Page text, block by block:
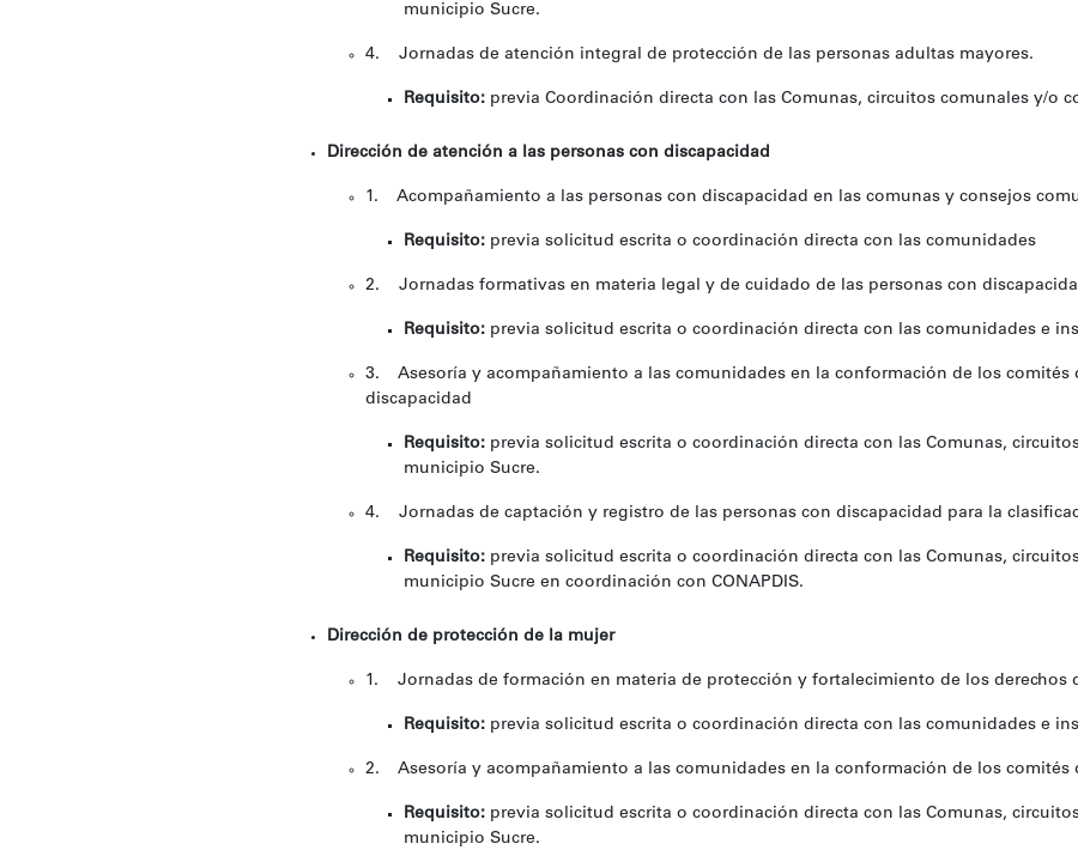
municipio Sucre.
4. Jornadas de atención integral de protección de las personas adultas mayores.
Requisito: previa Coordinación directa con las Comunas, circuitos comunales y/o
Dirección de atención a las personas con discapacidad
1. Acompañamiento a las personas con discapacidad en las comunas y consejos
Requisito: previa solicitud escrita o coordinación directa con las comunidades
2. Jornadas formativas en materia legal y de cuidado de las personas con
Requisito: previa solicitud escrita o coordinación directa con las comunidades e
3. Asesoría y acompañamiento a las comunidades en la conformación de los comités
discapacidad
Requisito: previa solicitud escrita o coordinación directa con las Comunas,
municipio Sucre.
4. Jornadas de captación y registro de las personas con discapacidad para la
Requisito: previa solicitud escrita o coordinación directa con las Comunas,
municipio Sucre en coordinación con CONAPDIS.
Dirección de protección de la mujer
1. Jornadas de formación en materia de protección y fortalecimiento de los derechos
Requisito: previa solicitud escrita o coordinación directa con las comunidades e
2. Asesoría y acompañamiento a las comunidades en la conformación de los comités
Requisito: previa solicitud escrita o coordinación directa con las Comunas,
municipio Sucre.